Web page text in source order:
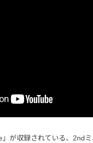
が収録されている、2nd